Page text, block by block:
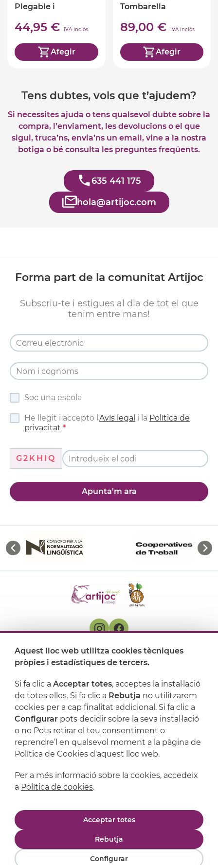
Plegable i
cm
44,95 € IVA inclòs
Afegir
Tombarella
89,00 € IVA inclòs
Afegir
Tens dubtes, vols que t’ajudem?
Si necessites ajuda o tens qualsevol dubte sobre la
compra, l’enviament, les devolucions o el que
sigui, truca’ns, envia’ns un email, vine a la nostra
botiga o bé consulta les preguntes freqüents.
635 441 175
hola@artijoc.com
Forma part de la comunitat Artijoc
Subscriu-te i estigues al dia de tot el que
tenim entre mans!
Soc una escola
He llegit i accepto l'Avís legal i la Política de
privacitat
G2KHIQ
Apunta'm ara
On ens trobem
Suport
Política de privacitat
Aquest lloc web utilitza cookies tècniques
pròpies i estadístiques de tercers.
Si fa clic a Acceptar totes, acceptes la instal·lació
de totes elles. Si fa clic a Rebutja no utilitzarem
cookies per a cap finalitat addicional. Si fa clic a
Configurar pots decidir sobre la seva instal·lació
o no Pots retirar el teu consentiment o
reprendre’l en qualsevol moment a la pàgina de
Política de Cookies d'aquest lloc web.
Per a més informació sobre la cookies, accedeix
a Política de cookies.
Acceptar totes
Rebutja
Configurar